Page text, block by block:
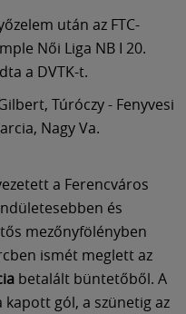
után az FTC-
Női Liga NB I 20.
a DVTK-t.
Túróczy - Fenyvesi
Nagy Va.
a Ferencváros
és
mezőnyfölényben
ismét meglett az
betalált büntetőből. A
gól, a szünetig az